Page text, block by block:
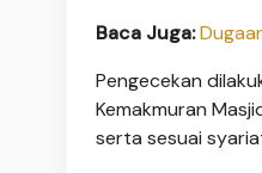
Baca Juga:
Pengecekan
Kemakmuran
serta sesuai